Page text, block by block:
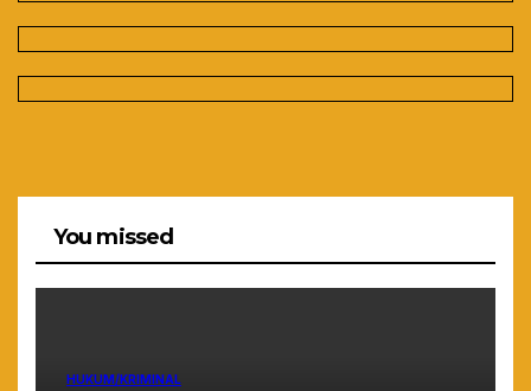
You missed
HUKUM/KRIMINAL